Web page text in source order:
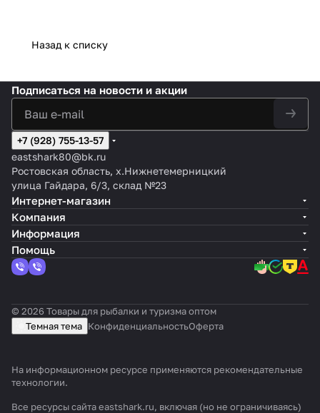
Назад к списку
Подписаться на новости и акции
+7 (928) 755-13-57
eastshark80@bk.ru
Ростовская область, х.Нижнетемерницкий
улица Гайдара, 6/3, склад №23
Интернет-магазин
Компания
Информация
Помощь
© 2026 Товары для рыбалки и туризма оптом
Темная тема КонфиденциальностьОферта
На информационном ресурсе применяются рекомендательные
технологии.
Все ресурсы сайта eastshark.ru, включая (но не ограничиваясь)